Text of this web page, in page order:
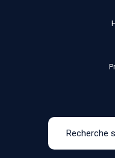
Recherche
le